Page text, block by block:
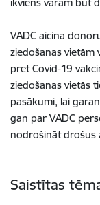
VADC aicina
ziedošanas vietām
pret Covid-19
ziedošanas vietās
pasākumi, lai
gan par VADC
nodrošināt drošus
Saistītas